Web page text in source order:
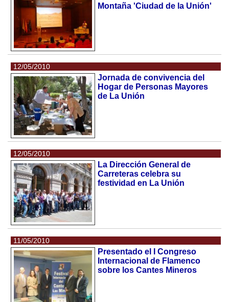
Montaña 'Ciudad de la Unión'
12/05/2010
Jornada de convivencia del
Hogar de Personas Mayores
de La Unión
12/05/2010
La Dirección General de
Carreteras celebra su
festividad en La Unión
11/05/2010
Presentado el I Congreso
Internacional de Flamenco
sobre los Cantes Mineros